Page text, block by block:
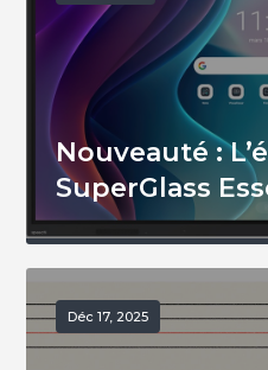
Nouveauté :
SuperGlass
Déc 17, 2025